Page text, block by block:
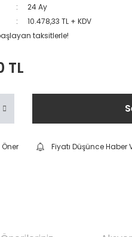
24 Ay
10.478,33 TL + KDV
taksitlerle!
TL
Fiyatı Düşünce Haber